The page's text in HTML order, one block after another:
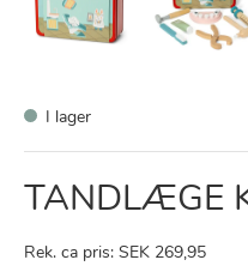
I lager
TANDLÆGE
Rek. ca pris: SEK 269,95